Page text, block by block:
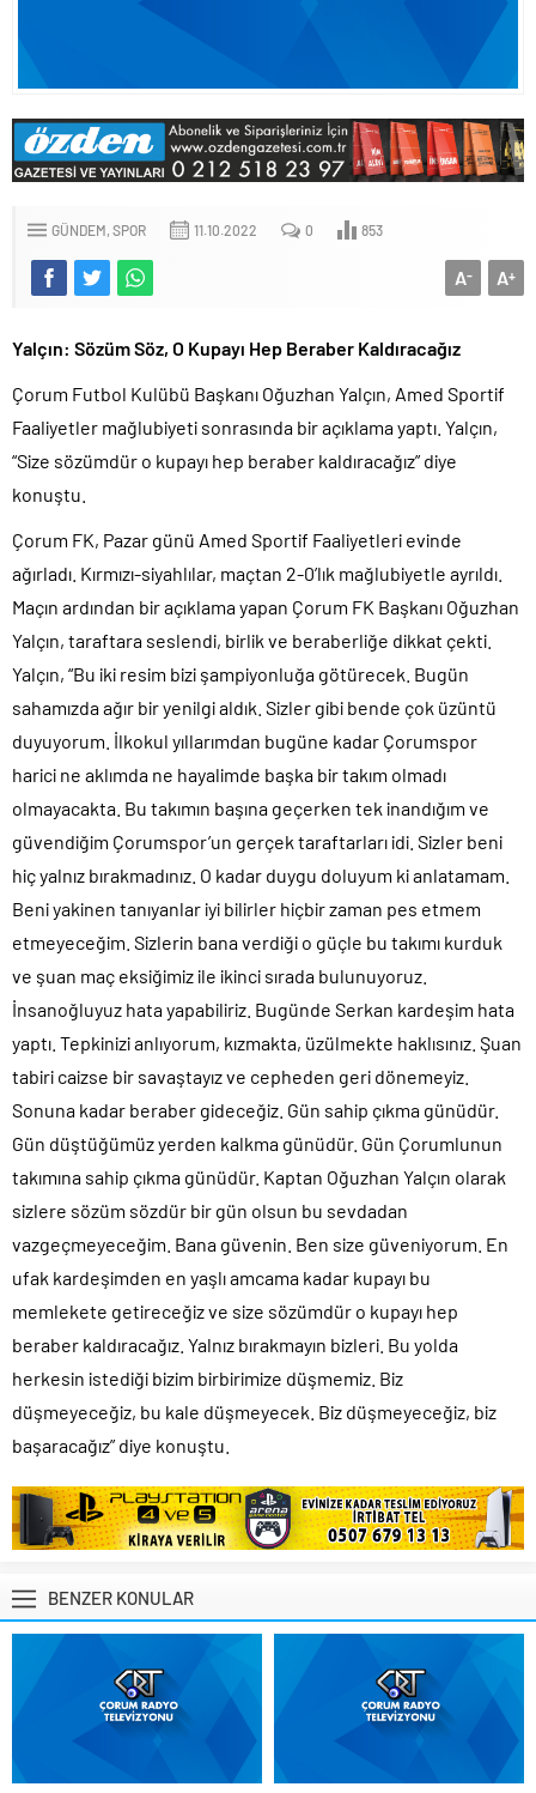
GÜNDEM SPOR 11.10.2022 0 853
A+
A-
Yalçın: Sözüm Söz, O Kupayı Hep Beraber Kaldıracağız
Çorum Futbol Kulübü Başkanı Oğuzhan Yalçın, Amed Sportif
Faaliyetler mağlubiyeti sonrasında bir açıklama yaptı. Yalçın,
“Size sözümdür o kupayı hep beraber kaldıracağız” diye
konuştu.
Çorum FK, Pazar günü Amed Sportif Faaliyetleri evinde
ağırladı. Kırmızı-siyahlılar, maçtan 2-0’lık mağlubiyetle ayrıldı.
Maçın ardından bir açıklama yapan Çorum FK Başkanı Oğuzhan
Yalçın, taraftara seslendi, birlik ve beraberliğe dikkat çekti.
Yalçın, “Bu iki resim bizi şampiyonluğa götürecek. Bugün
sahamızda ağır bir yenilgi aldık. Sizler gibi bende çok üzüntü
duyuyorum. İlkokul yıllarımdan bugüne kadar Çorumspor
harici ne aklımda ne hayalimde başka bir takım olmadı
olmayacakta. Bu takımın başına geçerken tek inandığım ve
güvendiğim Çorumspor’un gerçek taraftarları idi. Sizler beni
hiç yalnız bırakmadınız. O kadar duygu doluyum ki anlatamam.
Beni yakinen tanıyanlar iyi bilirler hiçbir zaman pes etmem
etmeyeceğim. Sizlerin bana verdiği o güçle bu takımı kurduk
ve şuan maç eksiğimiz ile ikinci sırada bulunuyoruz.
İnsanoğluyuz hata yapabiliriz. Bugünde Serkan kardeşim hata
yaptı. Tepkinizi anlıyorum, kızmakta, üzülmekte haklısınız. Şuan
tabiri caizse bir savaştayız ve cepheden geri dönemeyiz.
Sonuna kadar beraber gideceğiz. Gün sahip çıkma günüdür.
Gün düştüğümüz yerden kalkma günüdür. Gün Çorumlunun
takımına sahip çıkma günüdür. Kaptan Oğuzhan Yalçın olarak
sizlere sözüm sözdür bir gün olsun bu sevdadan
vazgeçmeyeceğim. Bana güvenin. Ben size güveniyorum. En
ufak kardeşimden en yaşlı amcama kadar kupayı bu
memlekete getireceğiz ve size sözümdür o kupayı hep
beraber kaldıracağız. Yalnız bırakmayın bizleri. Bu yolda
herkesin istediği bizim birbirimize düşmemiz. Biz
düşmeyeceğiz, bu kale düşmeyecek. Biz düşmeyeceğiz, biz
başaracağız” diye konuştu.
BENZER KONULAR